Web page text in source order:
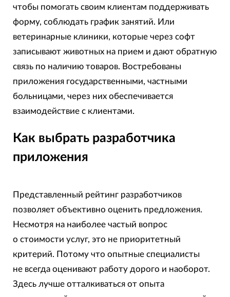
чтобы помогать своим клиентам поддерживать
форму, соблюдать график занятий. Или
ветеринарные клиники, которые через софт
записывают животных на прием и дают обратную
связь по наличию товаров. Востребованы
приложения государственными, частными
больницами, через них обеспечивается
взаимодействие с клиентами.
Как выбрать разработчика
приложения
Представленный рейтинг разработчиков
позволяет объективно оценить предложения.
Несмотря на наиболее частый вопрос
о стоимости услуг, это не приоритетный
критерий. Потому что опытные специалисты
не всегда оценивают работу дорого и наоборот.
Здесь лучше отталкиваться от опыта